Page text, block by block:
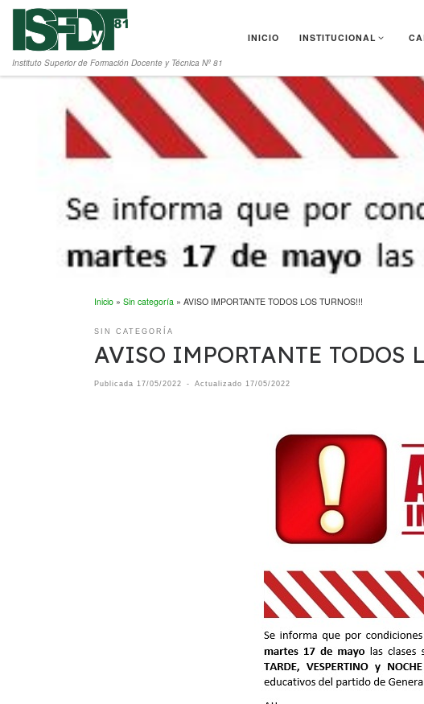
Saltar al contenido
Instituto Superior de Formación Docente y Técnica Nº 81
INICIO INSTITUCIONAL
Inicio » Sin categoría » AVISO IMPORTANTE TODOS LOS TURNOS!!!
SIN CATEGORÍA
AVISO IMPORTANTE TODOS
Publicada 17/05/2022 - Actualizado 17/05/2022